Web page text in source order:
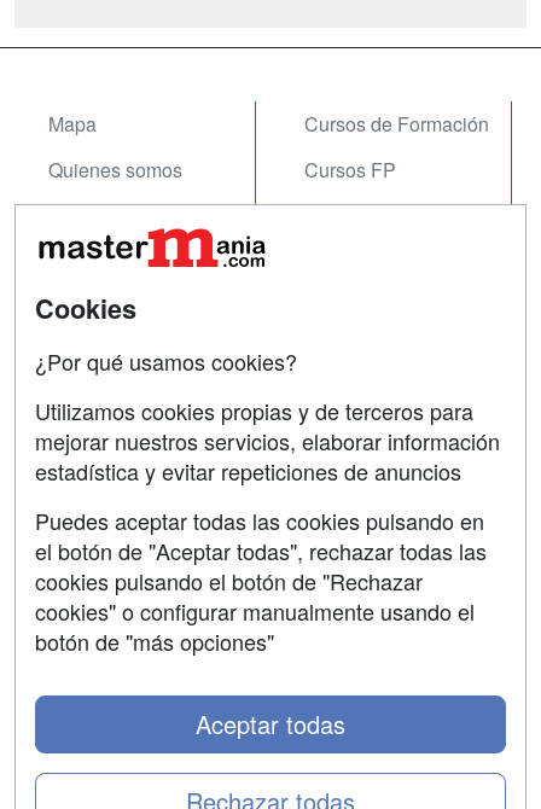
Mapa
Quienes somos
Acceso Usuarios
Acceso Centros
Cursos de Formación
Cursos FP
Contactar
Confidencialidad
Copyleft
SÍGUENOS EN:
Cookies
¿Por qué usamos cookies?
Utilizamos cookies propias y de terceros para
mejorar nuestros servicios, elaborar información
estadística y evitar repeticiones de anuncios
Puedes aceptar todas las cookies pulsando en
el botón de "Aceptar todas", rechazar todas las
cookies pulsando el botón de "Rechazar
cookies" o configurar manualmente usando el
botón de "más opciones"
Rechazar todas
Aceptar todas